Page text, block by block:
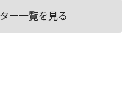
ー一覧を見る